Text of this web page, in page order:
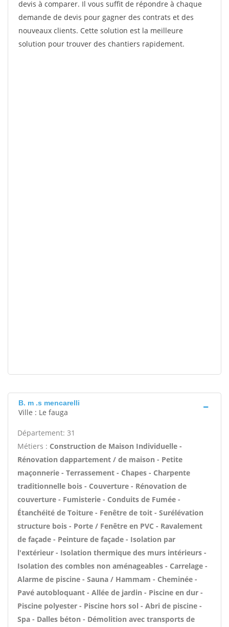
devis à comparer. Il vous suffit de répondre à chaque
demande de devis pour gagner des contrats et des
nouveaux clients. Cette solution est la meilleure
solution pour trouver des chantiers rapidement.
B. m .s mencarelli
Ville : Le fauga
Département: 31
Métiers : Construction de Maison Individuelle -
Rénovation dappartement / de maison - Petite
maçonnerie - Terrassement - Chapes - Charpente
traditionnelle bois - Couverture - Rénovation de
couverture - Fumisterie - Conduits de Fumée -
Étanchéité de Toiture - Fenêtre de toit - Surélévation
structure bois - Porte / Fenêtre en PVC - Ravalement
de façade - Peinture de façade - Isolation par
l'extérieur - Isolation thermique des murs intérieurs -
Isolation des combles non aménageables - Carrelage -
Alarme de piscine - Sauna / Hammam - Cheminée -
Pavé autobloquant - Allée de jardin - Piscine en dur -
Piscine polyester - Piscine hors sol - Abri de piscine -
Spa - Dalles béton - Démolition avec transports de